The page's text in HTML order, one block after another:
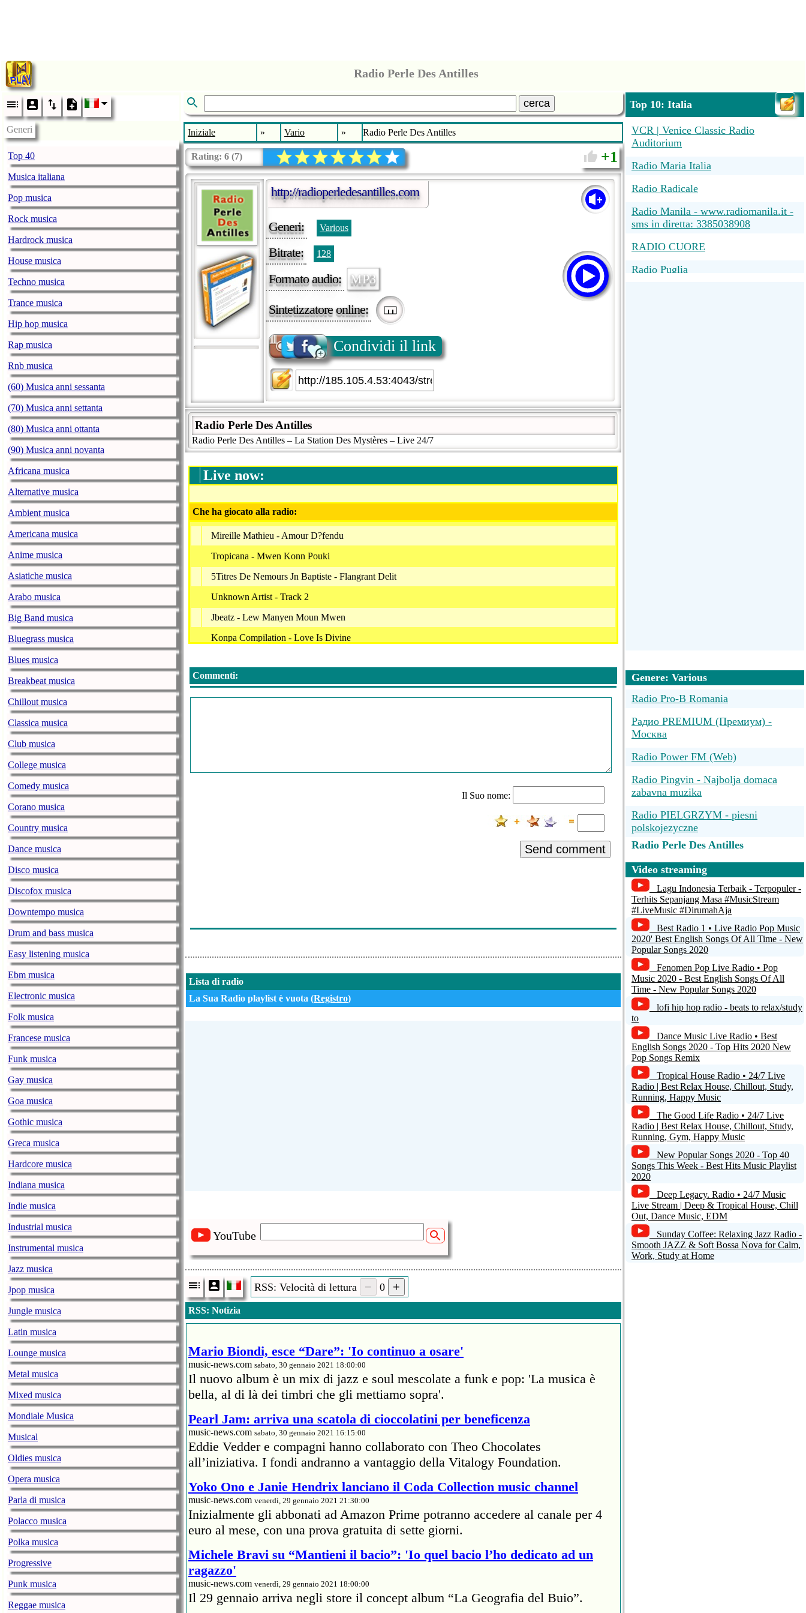
Radio Perle Des Antilles
Generi
Top 40
Musica italiana
Pop musica
Rock musica
Hardrock musica
House musica
Techno musica
Trance musica
Hip hop musica
Rap musica
Rnb musica
(60) Musica anni sessanta
(70) Musica anni settanta
(80) Musica anni ottanta
(90) Musica anni novanta
Africana musica
Alternative musica
Ambient musica
Americana musica
Anime musica
Asiatiche musica
Arabo musica
Big Band musica
Bluegrass musica
Blues musica
Breakbeat musica
Chillout musica
Classica musica
Club musica
College musica
Comedy musica
Corano musica
Country musica
Dance musica
Disco musica
Discofox musica
Downtempo musica
Drum and bass musica
Easy listening musica
Ebm musica
Electronic musica
Folk musica
Francese musica
Funk musica
Gay musica
Goa musica
Gothic musica
Greca musica
Hardcore musica
Indiana musica
Indie musica
Industrial musica
Instrumental musica
Jazz musica
Jpop musica
Jungle musica
Latin musica
Lounge musica
Metal musica
Mixed musica
Mondiale Musica
Musical
Oldies musica
Opera musica
Parla di musica
Polacco musica
Polka musica
Progressive
Punk musica
Reggae musica
cerca
Iniziale » Vario » Radio Perle Des Antilles
Rating: 6 (7) 1
http://radioperledesantilles.com
Generi: Various
Bitrate: 128
Formato audio: MP3
Sintetizzatore online:
Condividi il link
Radio Perle Des Antilles
Radio Perle Des Antilles – La Station Des Mystères – Live 24/7
Live now:
Che ha giocato alla radio:
Mireille Mathieu - Amour D?fendu
Tropicana - Mwen Konn Pouki
5Titres De Nemours Jn Baptiste - Flangrant Delit
Unknown Artist - Track 2
Jbeatz - Lew Manyen Moun Mwen
Konpa Compilation - Love Is Divine
Original H - Love Hangover
Emeline Michel - Pi Fo Pi Lwen
Commenti:
Il Suo nome:
Send comment
Lista di radio
La Sua Radio playlist è vuota (Registro)
YouTube
RSS: Velocità di lettura 0
RSS: Notizia
Mario Biondi, esce “Dare”: 'Io continuo a osare'
music-news.com sabato, 30 gennaio 2021 18:00:00
Il nuovo album è un mix di jazz e soul mescolate a funk e pop: 'La musica è
bella, al di là dei timbri che gli mettiamo sopra'.
Pearl Jam: arriva una scatola di cioccolatini per beneficenza
music-news.com sabato, 30 gennaio 2021 16:15:00
Eddie Vedder e compagni hanno collaborato con Theo Chocolates
all’iniziativa. I fondi andranno a vantaggio della Vitalogy Foundation.
Yoko Ono e Janie Hendrix lanciano il Coda Collection music channel
music-news.com venerdì, 29 gennaio 2021 21:30:00
Inizialmente gli abbonati ad Amazon Prime potranno accedere al canale per 4
euro al mese, con una prova gratuita di sette giorni.
Michele Bravi su “Mantieni il bacio”: 'Io quel bacio l’ho dedicato ad un
ragazzo'
music-news.com venerdì, 29 gennaio 2021 18:00:00
Il 29 gennaio arriva negli store il concept album “La Geografia del Buio”.
Top 10: Italia
VCR | Venice Classic Radio
Auditorium
Radio Maria Italia
Radio Radicale
Radio Manila - www.radiomanila.it -
sms in diretta: 3385038908
RADIO CUORE
Radio Puglia
Genere: Various
Radio Pro-B Romania
Радио PREMIUM (Премиум) -
Москва
Radio Power FM (Web)
Radio Pingvin - Najbolja domaca
zabavna muzika
Radio PIELGRZYM - piesni
polskojezyczne
Radio Perle Des Antilles
Radio Perfecto, La seule radio classic
rock !
Radio Park Fm
Radio Paratiritis
tu pana
Radio Paloma - 100% deutscher
Schlager!
Video streaming
Lagu Indonesia Terbaik - Terpopuler -
Terhits Sepanjang Masa #MusicStream
#LiveMusic #DirumahAja
Best Radio 1 • Live Radio Pop Music
2020' Best English Songs Of All Time - New
Popular Songs 2020
Fenomen Pop Live Radio • Pop
Music 2020 - Best English Songs Of All
Time - New Popular Songs 2020
lofi hip hop radio - beats to relax/study
to
Dance Music Live Radio • Best
English Songs 2020 - Top Hits 2020 New
Pop Songs Remix
Tropical House Radio • 24/7 Live
Radio | Best Relax House, Chillout, Study,
Running, Happy Music
The Good Life Radio • 24/7 Live
Radio | Best Relax House, Chillout, Study,
Running, Gym, Happy Music
New Popular Songs 2020 - Top 40
Songs This Week - Best Hits Music Playlist
2020
Deep Legacy. Radio • 24/7 Music
Live Stream | Deep & Tropical House, Chill
Out, Dance Music, EDM
Sunday Coffee: Relaxing Jazz Radio -
Smooth JAZZ & Soft Bossa Nova for Calm,
Work, Study at Home